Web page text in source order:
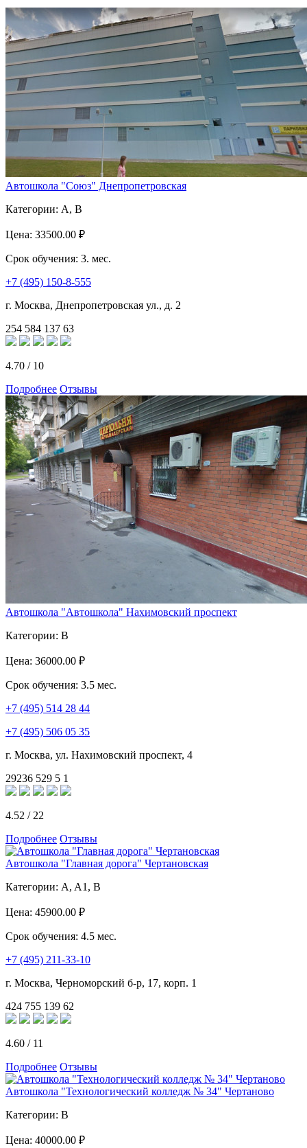
Автошкола "Союз" Днепропетровская
Категории: A, B
Цена: 33500.00 ₽
Срок обучения: 3. мес.
+7 (495) 150-8-555
г. Москва, Днепропетровская ул., д. 2
254 584 137 63
4.70 / 10
Подробнее Отзывы
Автошкола "Автошкола" Нахимовский проспект
Категории: B
Цена: 36000.00 ₽
Срок обучения: 3.5 мес.
+7 (495) 514 28 44
+7 (495) 506 05 35
г. Москва, ул. Нахимовский проспект, 4
29236 529 5 1
4.52 / 22
Подробнее Отзывы
Автошкола "Главная дорога" Чертановская
Категории: A, A1, B
Цена: 45900.00 ₽
Срок обучения: 4.5 мес.
+7 (495) 211-33-10
г. Москва, Черноморский б-р, 17, корп. 1
424 755 139 62
4.60 / 11
Подробнее Отзывы
Автошкола "Технологический колледж № 34" Чертаново
Категории: B
Цена: 40000.00 ₽